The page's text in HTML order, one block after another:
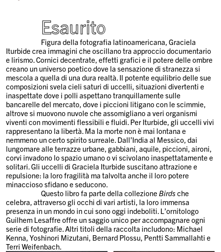
Esaurito
Figura della fotografia latinoamericana, Graciela
Iturbide crea immagini che oscillano tra approccio documentario
e lirismo. Cornici decentrate, effetti grafici e il potere delle ombre
creano un universo poetico dove la sensazione di stranezza si
mescola a quella di una dura realtà. Il potente equilibrio delle sue
composizioni svela cieli saturi di uccelli, situazioni divertenti e
inaspettate dove i polli aspettano tranquillamente sulle
bancarelle del mercato, dove i piccioni litigano con le scimmie,
altrove si muovono nuvole che assomigliano a veri organismi
viventi con movimenti flessibili e fluidi. Per Iturbide, gli uccelli vivi
rappresentano la libertà. Ma la morte non è mai lontana e
nemmeno un certo spirito surreale. Dall’India al Messico, dai
lungomare alle terrazze urbane, gabbiani, aquile, piccioni, aironi,
corvi invadono lo spazio umano o vi scivolano inaspettatamente e
solitari. Gli uccelli di Graciela Iturbide suscitano attrazione e
repulsione: la loro fragilità ma talvolta anche il loro potere
minaccioso sfidano e seducono.
Questo libro fa parte della collezione Birdsche
celebra, attraverso gli occhi di vari artisti, la loro immensa
presenza in un mondo in cui sono oggi indeboliti. L’ornitologo
Guilhem Lesaffre offre un saggio unico per accompagnare ogni
serie di fotografie. Altri titoli della raccolta includono: Michael
Kenna, Yoshinori Mizutani, Bernard Plossu, Pentti Sammallahti e
Terri Weifenbach.